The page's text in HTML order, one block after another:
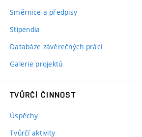
Směrnice a předpisy
Stipendia
Databáze závěrečných prácí
Galerie projektů
TVŮRČÍ ČINNOST
Úspěchy
Tvůrčí aktivity